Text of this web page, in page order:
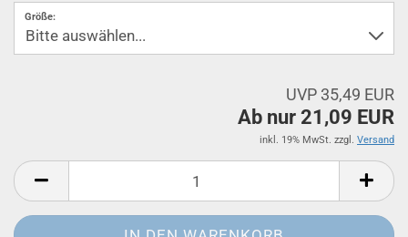
Größe:
UVP 35,49 EUR
Ab nur 21,09 EUR
inkl. 19% MwSt. zzgl. Versand